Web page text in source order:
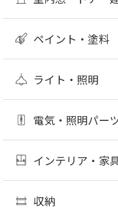
ペイント・塗料
ライト・照明
電気・照明パー
インテリア・家
収納